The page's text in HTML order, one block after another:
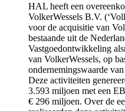
HAL heeft een
VolkerWessels B.V.
voor de acquisitie van
bestaande uit de
Vastgoedontwikkeling
van VolkerWessels, op
ondernemingswaarde
Deze activiteiten
3.593 miljoen met een
€ 296 miljoen. Over de